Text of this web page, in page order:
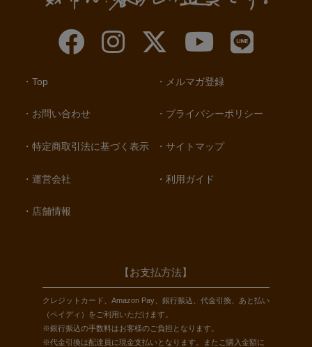
Top
お問い合わせ
特定商取引法に基づく表示
運営会社
店舗情報
メルマガ登録
プライバシーポリシー
サイトマップ
利用ガイド
【お支払方法】
クレジットカード、Amazon Pay、銀行振込、代金引換、あと払い
（ペイディ）をご利用いただけます。
※銀行振込の手数料はお客様のご負担となります。
※代金引換は配達員に現金支払いとなります。またご購入金額に